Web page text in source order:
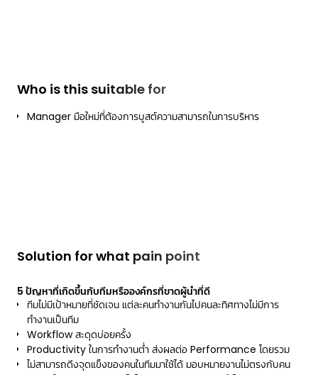
Who is this suitable for
Manager มือใหม่ที่ต้องการบูสต์ความสามารถในการบริหาร
Solution for what pain point
5 ปัญหาที่เกิดขึ้นกับทีมหรือองค์กรที่ขาดผู้นำที่ดี
ทีมไม่มีเป้าหมายที่ชัดเจน แต่ละคนทำงานกันไปคนละทิศทางไม่มีการ
ทำงานเป็นทีม
Workflow สะดุดบ่อยครั้ง
Productivity ในการทำงานต่ำ ส่งผลต่อ Performance โดยรวม
ไม่สามารถดึงจุดแข็งของคนในทีมมาใช้ได้ มอบหมายงานไม่ตรงกับคน